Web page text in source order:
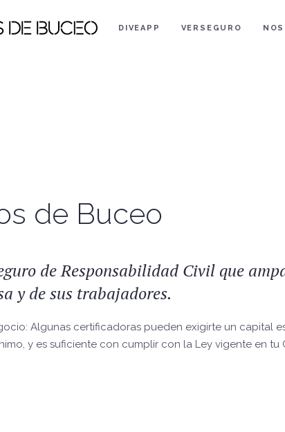
DIVEAPP VERSEGURO
de Buceo
de Responsabilidad Civil que
y de sus trabajadores.
Algunas certificadoras pueden exigirte un capital
y es suficiente con cumplir con la Ley vigente en tu